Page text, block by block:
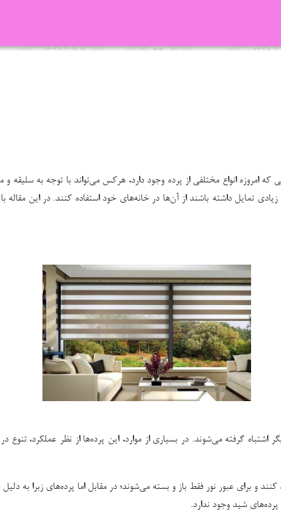
انواع مختلفی از پرده وجود دارد، هرکس می‌تواند با توجه به سلیقه و
تمایل داشته باشند از آن‌ها در خانه‌های خود استفاده کنند. در این
اشتباه گرفته می‌شوند. در بسیاری از موارد، این پرده‌ها از نظر عملکرد،
برای عبور نور فقط باز و بسته می‌شوند؛ در مقابل اما پرده‌های زبرا به دلیل
پرده‌های شید وجود ندارد.